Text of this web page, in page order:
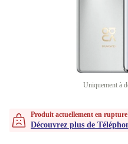
Uniquement à
Produit actuellement en
Découvrez plus de